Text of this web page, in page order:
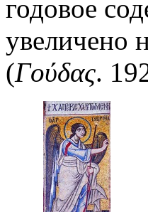
годовое
увеличено
(Γούδας.